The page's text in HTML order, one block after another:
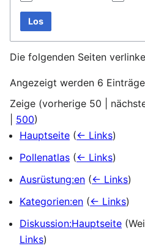
Los
Die folgenden Seiten
Angezeigt werden 6
Zeige (vorherige 50
500)
Hauptseite (← Links)
Pollenatlas (← Links)
Ausrüstung:en (← Links)
Kategorien:en (← Links)
Diskussion:Hauptseite
Links)